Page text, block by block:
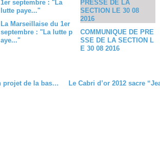
La Marseillaise du 1er
septembre : "La lutte p
aye..."
COMMUNIQUE DE PRE
SSE DE LA SECTION L
E 30 08 2016
36ème CONGRES : lien projet de la base commune